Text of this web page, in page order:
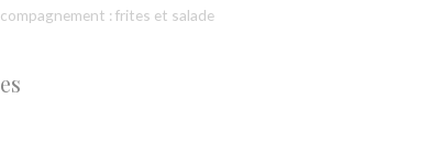
: frites et salade